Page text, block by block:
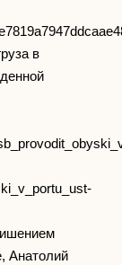
в
Анатолий